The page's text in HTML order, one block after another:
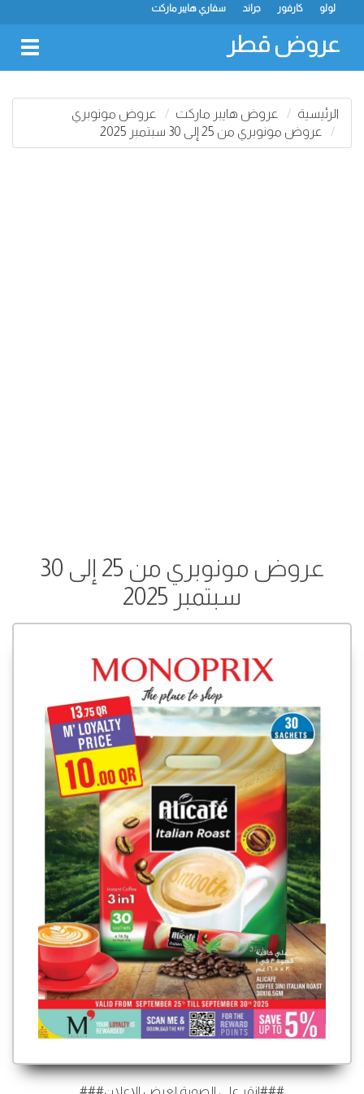
سفاري هايبر ماركت جراند كارفور لولو
عروض قطر
الرئيسية عروض هايبر ماركت
عروض مونوبري
عروض مونوبري من 25 إلى 30 سبتمبر 2025
عروض مونوبري من 25 إلى 30
سبتمبر 2025